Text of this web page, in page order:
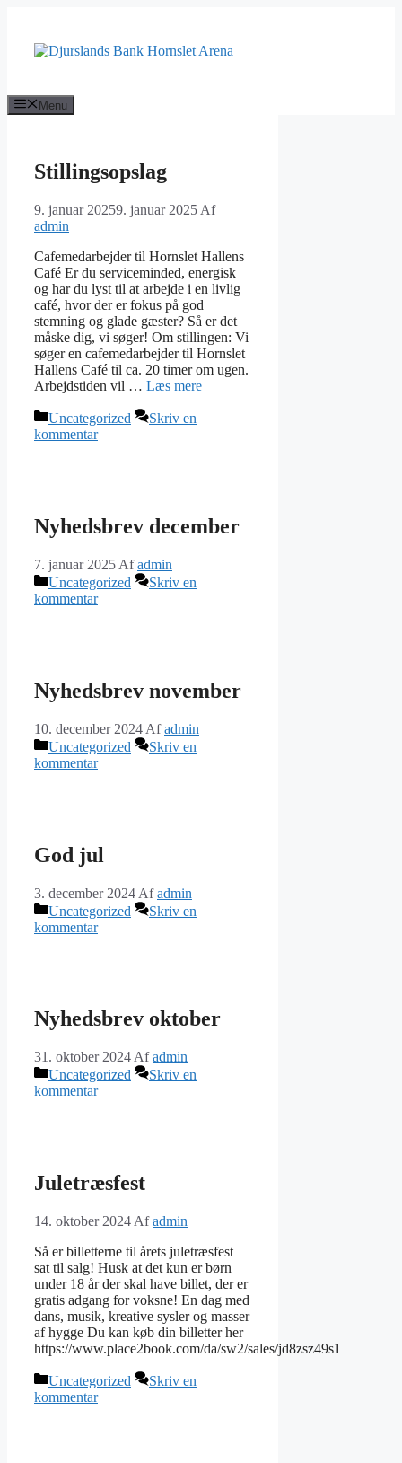
indhold
Menu
Stillingsopslag
9. januar 20259. januar 2025 Af
admin
Cafemedarbejder til Hornslet Hallens
Café Er du serviceminded, energisk
og har du lyst til at arbejde i en livlig
café, hvor der er fokus på god
stemning og glade gæster? Så er det
måske dig, vi søger! Om stillingen: Vi
søger en cafemedarbejder til Hornslet
Hallens Café til ca. 20 timer om ugen.
Arbejdstiden vil … Læs mere
Kategorier
Uncategorized
Skriv en
kommentar
Nyhedsbrev december
7. januar 2025 Afadmin
Kategorier
Uncategorized
Skriv en
kommentar
Nyhedsbrev november
10. december 2024 Afadmin
Kategorier
Uncategorized
Skriv en
kommentar
God jul
3. december 2024 Afadmin
Kategorier
Uncategorized
Skriv en
kommentar
Nyhedsbrev oktober
31. oktober 2024 Afadmin
Kategorier
Uncategorized
Skriv en
kommentar
Juletræsfest
14. oktober 2024 Afadmin
Så er billetterne til årets juletræsfest
sat til salg! Husk at det kun er børn
under 18 år der skal have billet, der er
gratis adgang for voksne! En dag med
dans, musik, kreative sysler og masser
af hygge Du kan køb din billetter her
https://www.place2book.com/da/sw2/sales/jd8zsz49s1
Kategorier
Uncategorized
Skriv en
kommentar